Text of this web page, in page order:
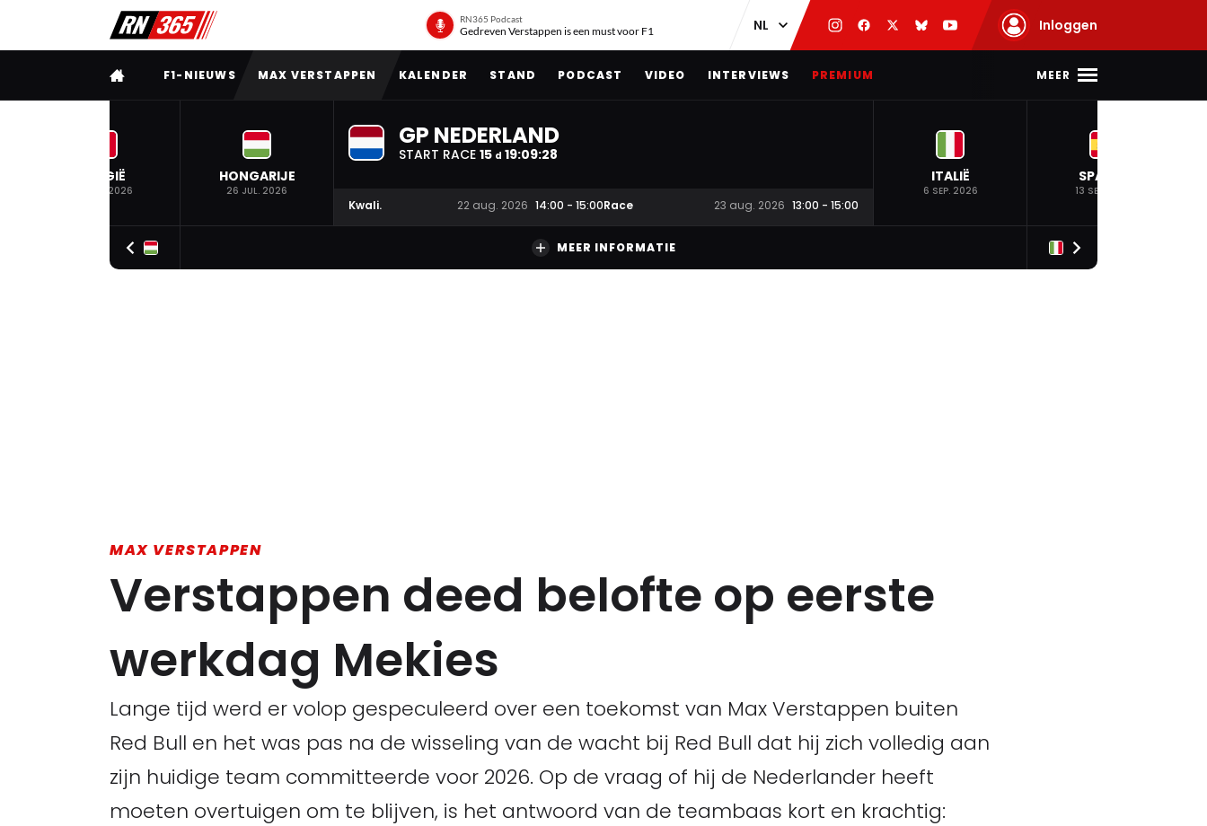
RN365 Podcast
Gedreven Verstappen is een must voor F1 Inloggen
VOLLEDIG MENU
F1-NIEUWS MAX VERSTAPPEN KALENDER STAND PODCAST VIDEO INTERVIEWS PREMIUM MEER
BELGIË
19 JUL. 2026
HONGARIJE
26 JUL. 2026
GP NEDERLAND
START RACE 15 d 19:09:26
Kwali. 22 aug. 2026 14:00 - 15:00Race 23 aug. 2026 13:00 - 15:00
ITALIË
6 SEP. 2026
SPANJE
13 SEP. 2026
MEER INFORMATIE
MAX VERSTAPPEN
Verstappen deed belofte op eerste
werkdag Mekies
Lange tijd werd er volop gespeculeerd over een toekomst van Max Verstappen buiten
Red Bull en het was pas na de wisseling van de wacht bij Red Bull dat hij zich volledig aan
zijn huidige team committeerde voor 2026. Op de vraag of hij de Nederlander heeft
moeten overtuigen om te blijven, is het antwoord van de teambaas kort en krachtig: